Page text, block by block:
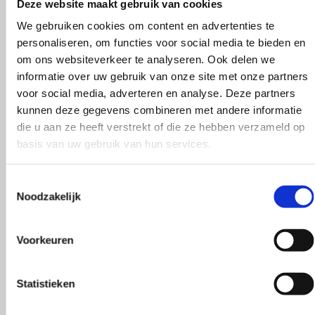
Deze website maakt gebruik van cookies
We gebruiken cookies om content en advertenties te
personaliseren, om functies voor social media te bieden en
om ons websiteverkeer te analyseren. Ook delen we
informatie over uw gebruik van onze site met onze partners
voor social media, adverteren en analyse. Deze partners
kunnen deze gegevens combineren met andere informatie
die u aan ze heeft verstrekt of die ze hebben verzameld op
basis van uw gebruik van hun services.
Noodzakelijk
Voorkeuren
Statistieken
Kleur
Beige, Blauw, Bruin, Geel, Grijs, Groen, Oranje,
Kleurnummer
02 Limestone, 03 Light Grey, 04 Black, 05 Grey, 09
Pumpkin, 62 Wine, 65 Magenta, 66 Velvet, 68
Light Grey, 106 Juniper, 116 Matcha, 117 Kale, 118
Garen
Merino Wol
Merk
5 sterren op Google
De beste kwaliteit die er is